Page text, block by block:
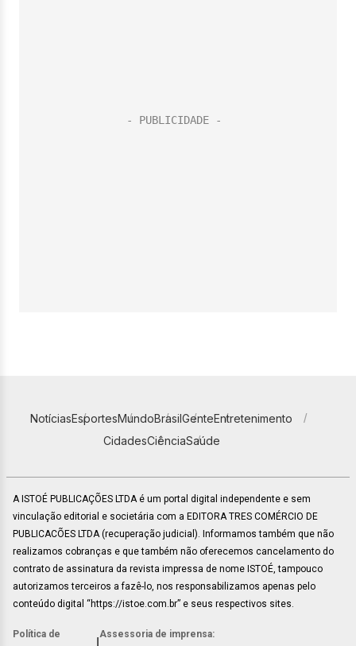
NotíciasEsportesMundoBrasilGenteEntretenimento
CidadesCiênciaSaúde
A ISTOÉ PUBLICAÇÕES LTDA é um portal digital independente e sem
vinculação editorial e societária com a EDITORA TRES COMÉRCIO DE
PUBLICACÕES LTDA (recuperação judicial). Informamos também que não
realizamos cobranças e que também não oferecemos cancelamento do
contrato de assinatura da revista impressa de nome ISTOÉ, tampouco
autorizamos terceiros a fazê-lo, nos responsabilizamos apenas pelo
conteúdo digital “https://istoe.com.br” e seus respectivos sites.
Política de
Assessoria de imprensa: